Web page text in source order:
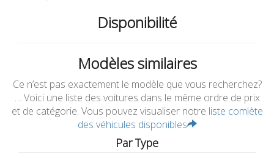
Disponibilité
Modèles similaires
Ce n’est pas exactement le modèle que vous recherchez?
… Voici une liste des voitures dans le même ordre de prix
et de catégorie. Vous pouvez visualiser notre liste comlète
des véhicules disponibles
Par Type